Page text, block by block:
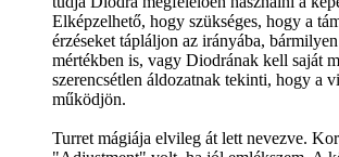
Elképzelhető, hogy szükséges, hogy a
érzéseket tápláljon az irányába,
mértékben is, vagy Diodrának kell saját
szerencsétlen áldozatnak tekinti, hogy a
működjön.
Turret mágiája elvileg át lett nevezve.